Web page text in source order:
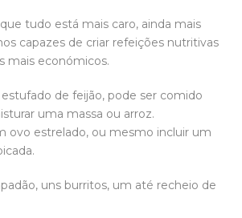
tudo está mais caro, ainda mais
capazes de criar refeições nutritivas
mais económicos.
de feijão, pode ser comido
uma massa ou arroz.
ovo estrelado, ou mesmo incluir um
uns burritos, um até recheio de